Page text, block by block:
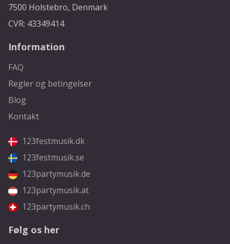
7500 Holstebro, Denmark
CVR: 43349414
Information
FAQ
Regler og betingelser
Blog
Kontakt
123festmusik.dk
123festmusik.se
123partymusik.de
123partymusik.at
123partymusik.ch
Følg os her